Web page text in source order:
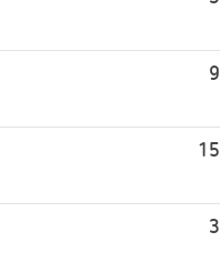
9
15
3